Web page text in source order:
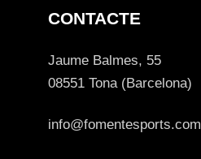
CONTACTE
Jaume Balmes, 55
08551 Tona (Barcelona)
info@fomentesports.com